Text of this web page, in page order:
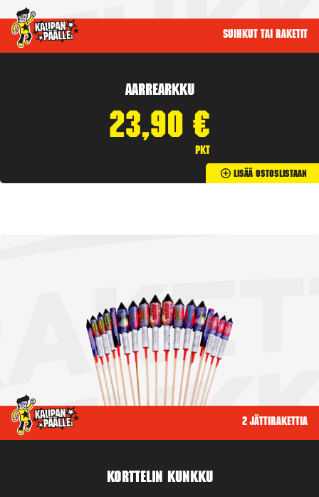
Suihkut tai raketit
Aarrearkku
23,90 €
pkt
Lisää Ostoslistaan
2 jättirakettia
Korttelin kunkku